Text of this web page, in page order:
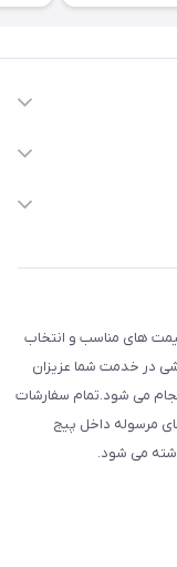
پوشاک با قیمت های مناسب و انتخاب
در خدمت شما عزیزان
می شود.تمام سفارشات
مرسوله داخل پیج
می شود.